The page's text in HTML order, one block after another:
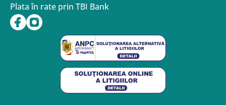
Plata în rate prin TBI Bank